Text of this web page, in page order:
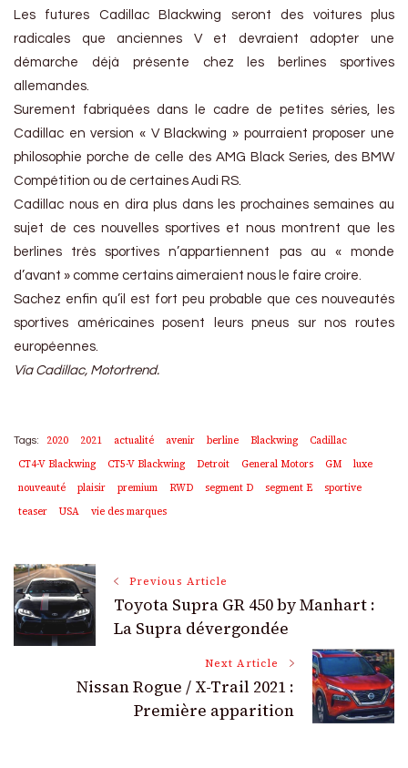
Les futures Cadillac Blackwing seront des voitures plus
radicales que anciennes V et devraient adopter une
démarche déjà présente chez les berlines sportives
allemandes.
Surement fabriquées dans le cadre de petites séries, les
Cadillac en version « V Blackwing » pourraient proposer une
philosophie porche de celle des AMG Black Series, des BMW
Compétition ou de certaines Audi RS.
Cadillac nous en dira plus dans les prochaines semaines au
sujet de ces nouvelles sportives et nous montrent que les
berlines très sportives n’appartiennent pas au « monde
d’avant » comme certains aimeraient nous le faire croire.
Sachez enfin qu’il est fort peu probable que ces nouveautés
sportives américaines posent leurs pneus sur nos routes
européennes.
Via Cadillac, Motortrend.
Tags: 2020 2021 actualité avenir berline Blackwing
Cadillac
CT4-V Blackwing
CT5-V Blackwing Detroit General Motors GM
luxe
nouveauté
plaisir premium RWD segment D segment E
sportive
teaser
USA vie des marques
Post
Navigation
Previous Article
Toyota Supra GR 450 by Manhart :
La Supra dévergondée
Next Article
Nissan Rogue / X-Trail 2021 :
Première apparition